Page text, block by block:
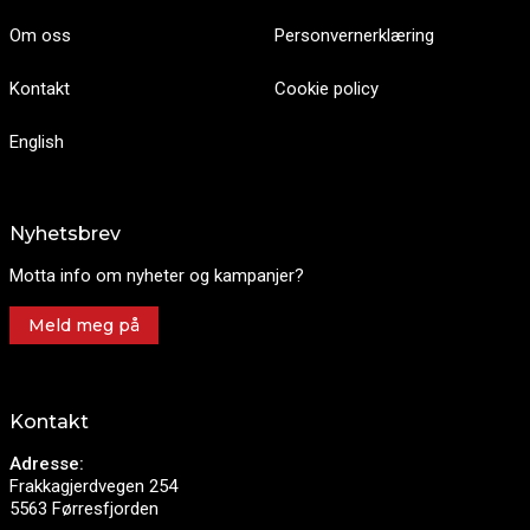
Om oss
Kontakt
English
Personvernerklæring
Cookie policy
Nyhetsbrev
Motta info om nyheter og kampanjer?
Meld meg på
Kontakt
Adresse:
Frakkagjerdvegen 254
5563 Førresfjorden